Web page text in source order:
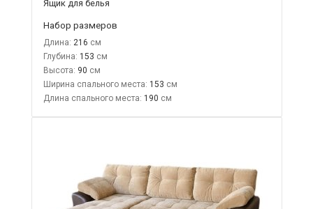
Ящик для белья
Набор размеров
Длина: 216
Глубина: 153
Высота: 90
Ширина спального места: 153
Длина спального места: 190